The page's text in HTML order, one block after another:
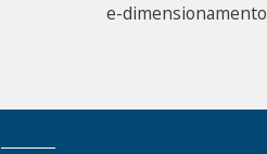
e-dimensionamento